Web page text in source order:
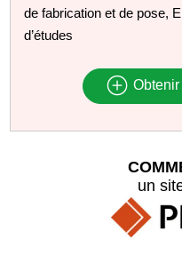
de fabrication et de pose,
d’études
un